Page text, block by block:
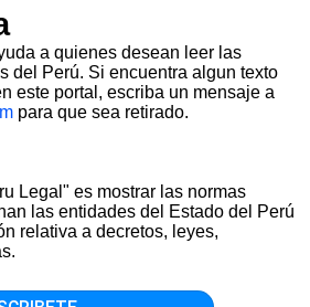
a quienes desean leer las
del Perú. Si encuentra algun texto
este portal, escriba un mensaje a
para que sea retirado.
Legal" es mostrar las normas
las entidades del Estado del Perú
relativa a decretos, leyes,